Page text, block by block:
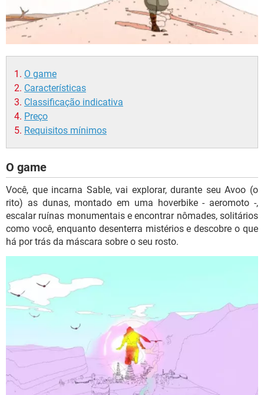
O game
Características
Classificação indicativa
Preço
Requisitos mínimos
O game
Você, que incarna Sable, vai explorar, durante seu Avoo (o
rito) as dunas, montado em uma hoverbike - aeromoto -,
escalar ruínas monumentais e encontrar nômades, solitários
como você, enquanto desenterra mistérios e descobre o que
há por trás da máscara sobre o seu rosto.